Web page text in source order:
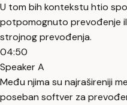
U tom bih kontekstu htio
potpomognuto prevođenje
strojnog prevođenja.
04:50
Speaker A
Među njima su najrašireniji
poseban softver za